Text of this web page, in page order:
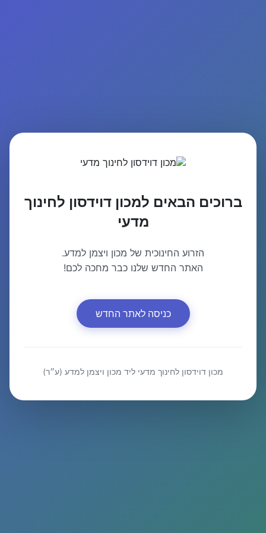
ברוכים הבאים למכון דוידסון לחינוך
מדעי
הזרוע החינוכית של מכון ויצמן למדע.
האתר החדש שלנו כבר מחכה לכם!
כניסה לאתר החדש
מכון דוידסון לחינוך מדעי ליד מכון ויצמן למדע (ע״ר)